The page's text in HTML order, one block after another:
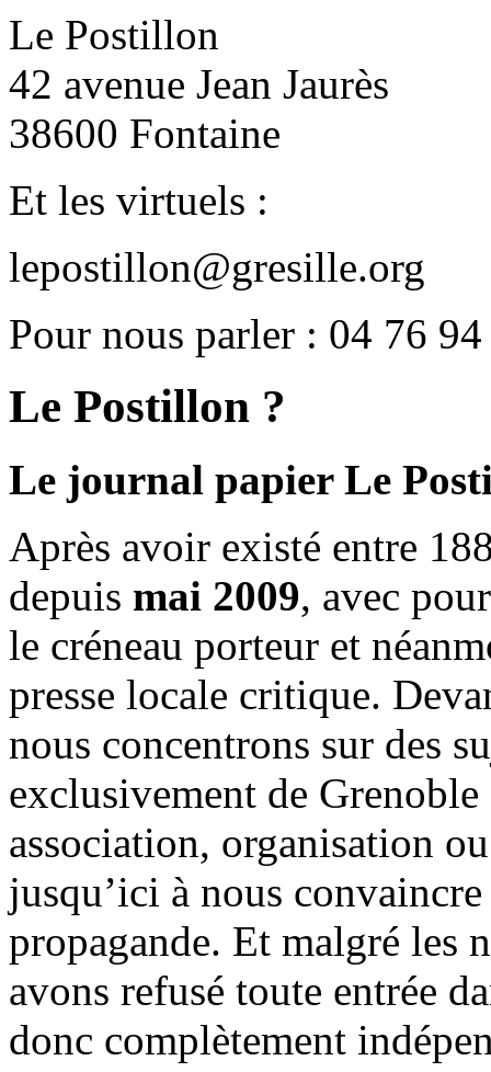
Le Postillon
42 avenue Jean Jaurès
38600 Fontaine
Et les virtuels :
lepostillon@gresille.org
Pour nous parler : 04 76
Le Postillon ?
Le journal papier Le
Après avoir existé entre
depuis mai 2009, avec
le créneau porteur et
presse locale critique.
nous concentrons sur des
exclusivement de
association, organisation
jusqu’ici à nous
propagande. Et malgré les
avons refusé toute entrée
donc complètement